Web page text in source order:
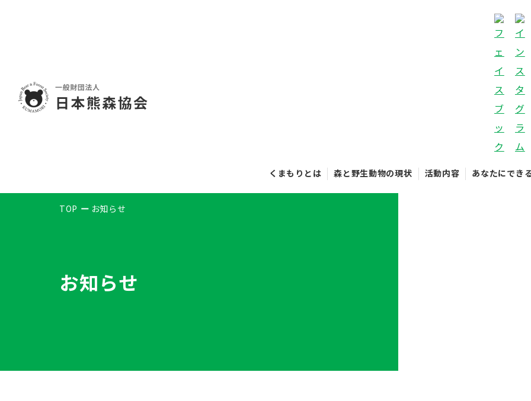
くまもりとは 森と野生動物の現状 活動内容 あなたにでき
TOP お知らせ
お知らせ